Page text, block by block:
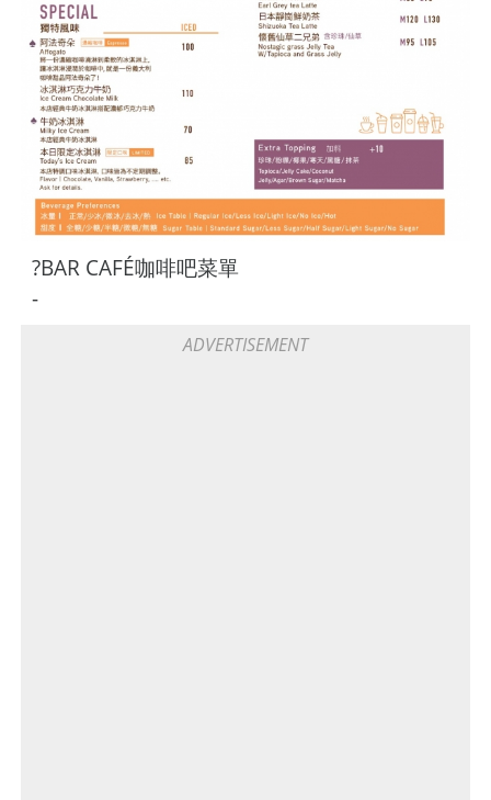
?BAR CAFÉ咖啡吧菜單
-